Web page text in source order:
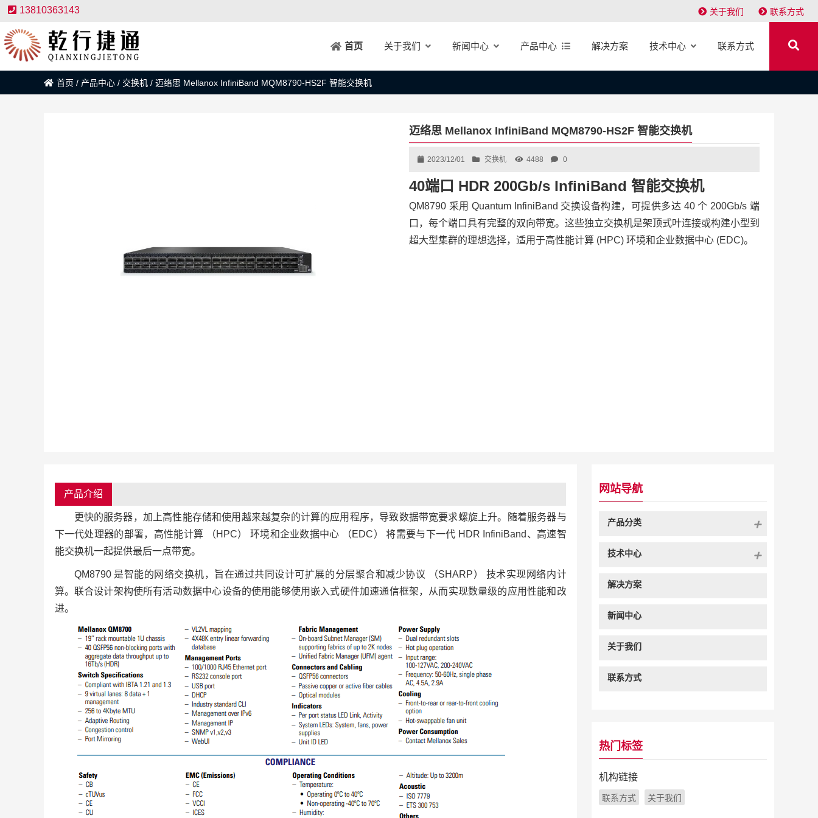
13810363143 关于我们 联系方式
首页 关于我们 新闻中心 产品中心 解决方案 技术中心 联系方式
首页 / 产品中心 / 交换机 / 迈络思 Mellanox InfiniBand MQM8790-HS2F 智能交换机
迈络思 Mellanox InfiniBand MQM8790-HS2F 智能交换机
2023/12/01 交换机 4488 0
40端口 HDR 200Gb/s InfiniBand 智能交换机
QM8790 采用 Quantum InfiniBand 交换设备构建，可提供多达 40 个 200Gb/s 端
口，每个端口具有完整的双向带宽。这些独立交换机是架顶式叶连接或构建小型到
超大型集群的理想选择，适用于高性能计算 (HPC) 环境和企业数据中心 (EDC)。
产品介绍
更快的服务器，加上高性能存储和使用越来越复杂的计算的应用程序，导致数据带宽要求螺旋上升。随着服务器与
下一代处理器的部署，高性能计算 （HPC） 环境和企业数据中心 （EDC） 将需要与下一代 HDR InfiniBand、高速智
能交换机一起提供最后一点带宽。
QM8790 是智能的网络交换机，旨在通过共同设计可扩展的分层聚合和减少协议 （SHARP） 技术实现网络内计
算。联合设计架构使所有活动数据中心设备的使用能够使用嵌入式硬件加速通信框架，从而实现数量级的应用性能和改
进。
网站导航
产品分类
技术中心
解决方案
新闻中心
关于我们
联系方式
热门标签
机构链接
联系方式 关于我们